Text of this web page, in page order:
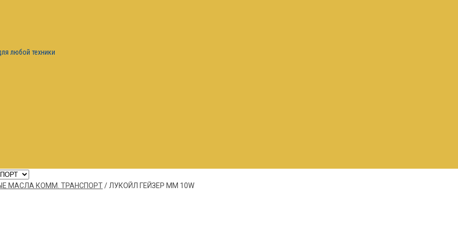
любой техники
МАСЛА КОММ. ТРАНСПОРТ/ ЛУКОЙЛ ГЕЙЗЕР ММ 10W